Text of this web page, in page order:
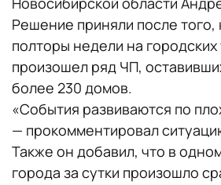
Решение приняли после того,
полторы недели на городских
произошел ряд ЧП,
более 230 домов.
«События развиваются по
— прокомментировал
Также он добавил, что в
города за сутки произошло